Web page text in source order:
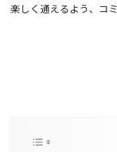
楽しく通えるよう、コ